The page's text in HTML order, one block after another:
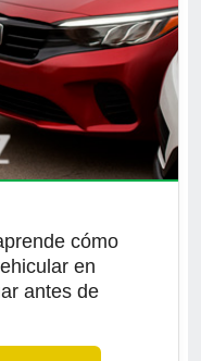
cómo
en
antes de